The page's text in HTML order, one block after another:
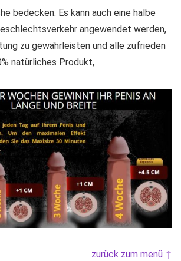
bedecken. Es kann auch eine halbe
angewendet werden,
zu gewährleisten und alle zufrieden
natürliches Produkt,
zurück zum menü ↑